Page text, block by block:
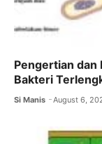
Pengertian dan
Bakteri
Si Manis August 6,